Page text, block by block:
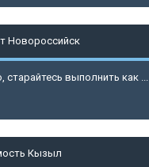
Новороссийск
старайтесь выполнить как ...
Кызыл